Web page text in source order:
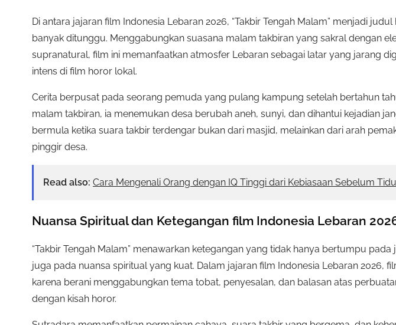
Di antara jajaran film Indonesia Lebaran 2026, “Takbir Tengah Malam” menjadi
banyak ditunggu. Menggabungkan suasana malam takbiran yang sakral dengan
supranatural, film ini memanfaatkan atmosfer Lebaran sebagai latar yang jarang
intens di film horor lokal.
Cerita berpusat pada seorang pemuda yang pulang kampung setelah bertahun
malam takbiran, ia menemukan desa berubah aneh, sunyi, dan dihantui kejadian
bermula ketika suara takbir terdengar bukan dari masjid, melainkan dari arah
pinggir desa.
Read also: Cara Mengenali Orang dengan IQ Tinggi dari Kebiasaan Sebelum
Nuansa Spiritual dan Ketegangan film Indonesia Lebaran
“Takbir Tengah Malam” menawarkan ketegangan yang tidak hanya bertumpu
juga pada nuansa spiritual yang kuat. Dalam jajaran film Indonesia Lebaran 2026,
karena berani menggabungkan tema tobat, penyesalan, dan balasan atas
dengan kisah horor.